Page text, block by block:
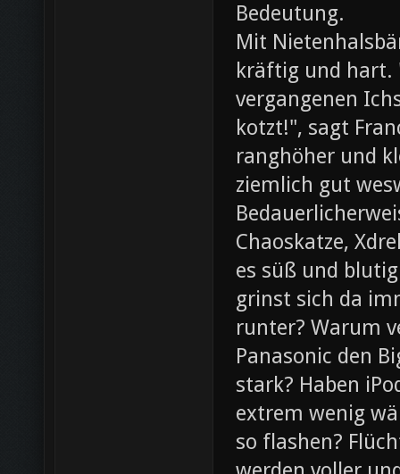
Bedeutung.
Mit
kräftig und hart.
vergangenen
kotzt!", sagt
ranghöher und
ziemlich gut
Chaoskatze,
es süß und
grinst sich da
runter? Warum
Panasonic den
stark? Haben
extrem wenig
so flashen?